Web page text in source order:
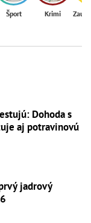
Šport Krimi
Dohoda s
aj potravinovú
jadrový